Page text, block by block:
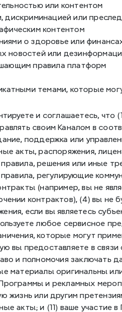
или контентом
дискриминацией или
контентом
о здоровье или
новостей или
правила платформ
темами, которые
и соглашаетесь,
своим Каналом в
поддержка или
акты, распоряжения,
решения или иные
регулирующие
(например, вы не
контрактов), (4) вы не
если вы являетесь
любое сервисное
которые могут
вы предоставляете в
и полномочия заключать
материалы оригинальны
и рекламных
жизнь или другим
акты; и (11) ваше участие